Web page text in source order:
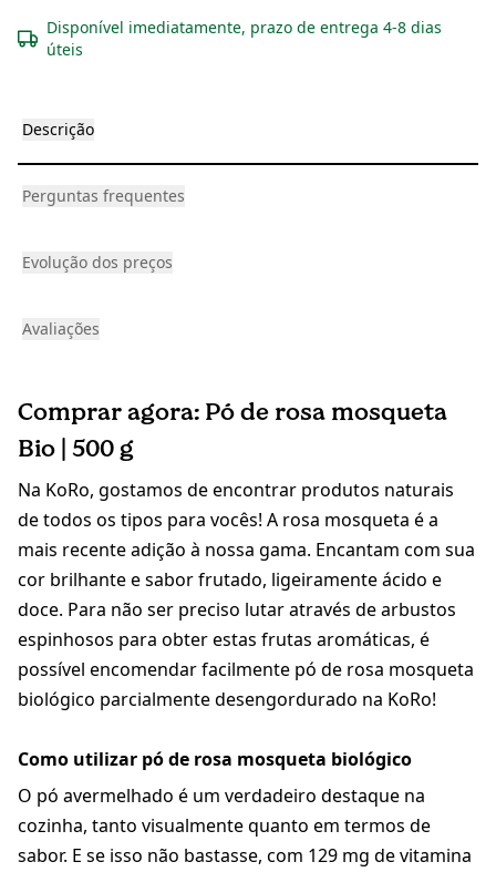
Disponível imediatamente, prazo de entrega 4-8 dias
úteis
Descrição
Perguntas frequentes
Evolução dos preços
Avaliações
Comprar agora: Pó de rosa mosqueta
Bio | 500 g
Na KoRo, gostamos de encontrar produtos naturais
de todos os tipos para vocês! A rosa mosqueta é a
mais recente adição à nossa gama. Encantam com sua
cor brilhante e sabor frutado, ligeiramente ácido e
doce. Para não ser preciso lutar através de arbustos
espinhosos para obter estas frutas aromáticas, é
possível encomendar facilmente pó de rosa mosqueta
biológico parcialmente desengordurado na KoRo!
Como utilizar pó de rosa mosqueta biológico
O pó avermelhado é um verdadeiro destaque na
cozinha, tanto visualmente quanto em termos de
sabor. E se isso não bastasse, com 129 mg de vitamina